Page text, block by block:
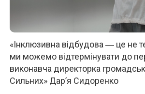
«Інклюзивна відбудова ― це не
ми можемо відтермінувати до
виконавча директорка
Сильних» Дар’я Сидоренко